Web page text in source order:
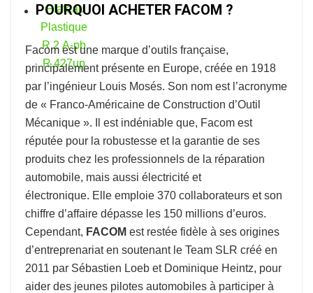
POURQUOI ACHETER FACOM ?
Facom est une marque d’outils française,
principalement présente en Europe, créée en 1918
par l’ingénieur Louis Mosés. Son nom est l’acronyme
de « Franco-Américaine de Construction d’Outil
Mécanique ». Il est indéniable que, Facom est
réputée pour la robustesse et la garantie de ses
produits chez les professionnels de la réparation
automobile, mais aussi électricité et
électronique. Elle emploie 370 collaborateurs et son
chiffre d’affaire dépasse les 150 millions d’euros.
Cependant, FACOM est restée fidèle à ses origines
d’entreprenariat en soutenant le Team SLR créé en
2011 par Sébastien Loeb et Dominique Heintz, pour
aider des jeunes pilotes automobiles à participer à